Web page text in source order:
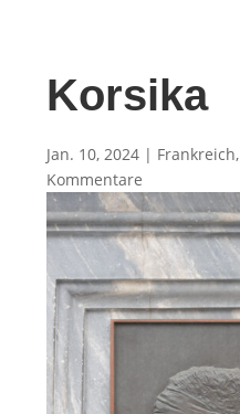
Korsika
Jan. 10, 2024 | Frankreich,
Kommentare